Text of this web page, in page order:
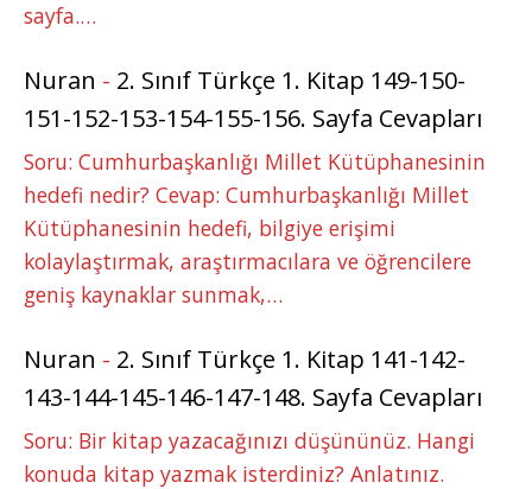
sayfa.…
Nuran - 2. Sınıf Türkçe 1. Kitap 149-150-
151-152-153-154-155-156. Sayfa Cevapları
Soru: Cumhurbaşkanlığı Millet Kütüphanesinin
hedefi nedir? Cevap: Cumhurbaşkanlığı Millet
Kütüphanesinin hedefi, bilgiye erişimi
kolaylaştırmak, araştırmacılara ve öğrencilere
geniş kaynaklar sunmak,…
Nuran - 2. Sınıf Türkçe 1. Kitap 141-142-
143-144-145-146-147-148. Sayfa Cevapları
Soru: Bir kitap yazacağınızı düşününüz. Hangi
konuda kitap yazmak isterdiniz? Anlatınız.